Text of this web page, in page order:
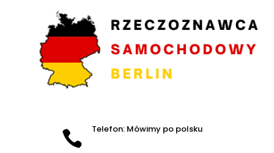
 Telefon: Mówimy po polsku